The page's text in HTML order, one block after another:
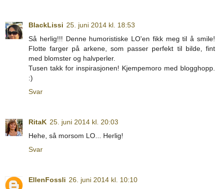
BlackLissi 25. juni 2014 kl. 18:53
Så herlig!!! Denne humoristiske LO'en fikk meg til å smile!
Flotte farger på arkene, som passer perfekt til bilde, fint
med blomster og halvperler.
Tusen takk for inspirasjonen! Kjempemoro med blogghopp.
:)
Svar
RitaK 25. juni 2014 kl. 20:03
Hehe, så morsom LO... Herlig!
Svar
EllenFossli 26. juni 2014 kl. 10:10